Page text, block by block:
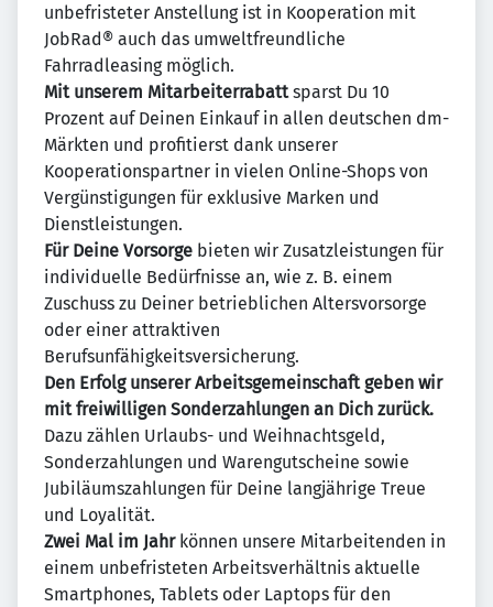
unbefristeter Anstellung ist in Kooperation mit
JobRad® auch das umweltfreundliche
Fahrradleasing möglich.
Mit unserem Mitarbeiterrabattsparst Du 10
Prozent auf Deinen Einkauf in allen deutschen dm-
Märkten und profitierst dank unserer
Kooperationspartner in vielen Online-Shops von
Vergünstigungen für exklusive Marken und
Dienstleistungen.
Für Deine Vorsorge bieten wir Zusatzleistungen für
individuelle Bedürfnisse an, wie z. B. einem
Zuschuss zu Deiner betrieblichen Altersvorsorge
oder einer attraktiven
Berufsunfähigkeitsversicherung.
Den Erfolg unserer Arbeitsgemeinschaft geben wir
mit freiwilligen Sonderzahlungen an Dich zurück.
Dazu zählen Urlaubs- und Weihnachtsgeld,
Sonderzahlungen und Warengutscheine sowie
Jubiläumszahlungen für Deine langjährige Treue
und Loyalität.
Zwei Mal im Jahr können unsere Mitarbeitenden in
einem unbefristeten Arbeitsverhältnis aktuelle
Smartphones, Tablets oder Laptops für den